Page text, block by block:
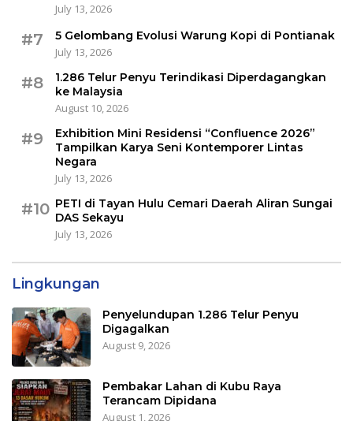
July 13, 2026
#7
5 Gelombang Evolusi Warung Kopi di Pontianak
July 13, 2026
#8
1.286 Telur Penyu Terindikasi Diperdagangkan
ke Malaysia
August 10, 2026
#9
Exhibition Mini Residensi “Confluence 2026”
Tampilkan Karya Seni Kontemporer Lintas
Negara
July 13, 2026
#10 PETI di Tayan Hulu Cemari Daerah Aliran Sungai
DAS Sekayu
July 13, 2026
Lingkungan
Penyelundupan 1.286 Telur Penyu
Digagalkan
August 9, 2026
Pembakar Lahan di Kubu Raya
Terancam Dipidana
August 1, 2026